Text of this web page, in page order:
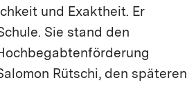
und Exaktheit. Er
Sie stand den
Rütschi, den späteren